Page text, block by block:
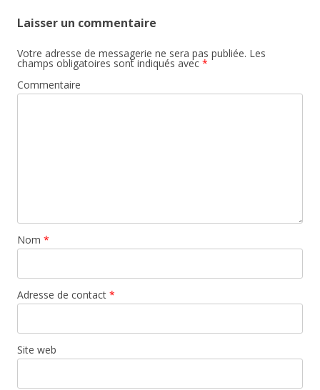
Laisser un commentaire
Votre adresse de messagerie ne sera pas publiée. Les
champs obligatoires sont indiqués avec *
Commentaire
Nom *
Adresse de contact *
Site web